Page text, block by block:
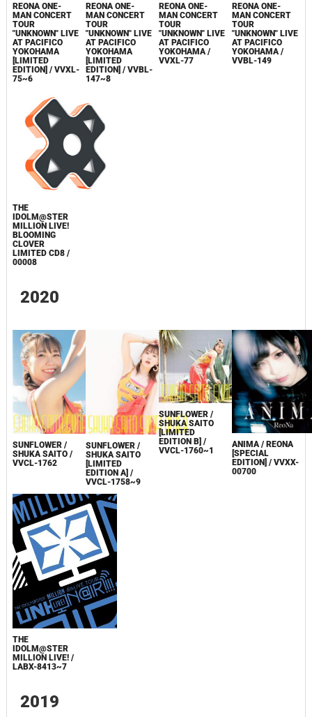
REONA ONE-
MAN CONCERT
TOUR
"UNKNOWN" LIVE
AT PACIFICO
YOKOHAMA
[LIMITED
EDITION] / VVXL-
75~6
REONA ONE-
MAN CONCERT
TOUR
"UNKNOWN" LIVE
AT PACIFICO
YOKOHAMA
[LIMITED
EDITION] / VVBL-
147~8
REONA ONE-
MAN CONCERT
TOUR
"UNKNOWN" LIVE
AT PACIFICO
YOKOHAMA /
VVXL-77
REONA ONE-
MAN CONCERT
TOUR
"UNKNOWN" LIVE
AT PACIFICO
YOKOHAMA /
VVBL-149
THE
IDOLM@STER
MILLION LIVE!
BLOOMING
CLOVER
LIMITED CD8 /
00008
2020
SUNFLOWER /
SHUKA SAITO /
VVCL-1762
SUNFLOWER /
SHUKA SAITO
[LIMITED
EDITION A] /
VVCL-1758~9
SUNFLOWER /
SHUKA SAITO
[LIMITED
EDITION B] /
VVCL-1760~1
ANIMA / REONA
[SPECIAL
EDITION] / VVXX-
00700
THE
IDOLM@STER
MILLION LIVE! /
LABX-8413~7
2019